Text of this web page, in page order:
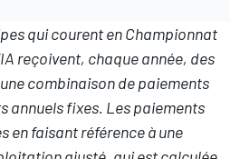
qui courent en Championnat
reçoivent, chaque année, des
combinaison de paiements
annuels fixes. Les paiements
en faisant référence à une